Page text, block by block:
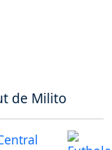
de Milito